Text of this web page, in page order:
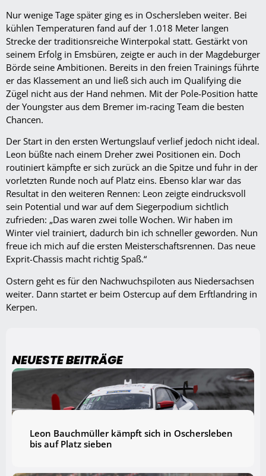
NEUESTE BEITRÄGE
Leon Bauchmüller kämpft sich in Oschersleben
bis auf Platz sieben
Nur wenige Tage später ging es in Oschersleben weiter. Bei
kühlen Temperaturen fand auf der 1.018 Meter langen
Strecke der traditionsreiche Winterpokal statt. Gestärkt von
seinem Erfolg in Emsbüren, zeigte er auch in der Magdeburger
Börde seine Ambitionen. Bereits in den freien Trainings führte
er das Klassement an und ließ sich auch im Qualifying die
Zügel nicht aus der Hand nehmen. Mit der Pole-Position hatte
der Youngster aus dem Bremer im-racing Team die besten
Chancen.
Der Start in den ersten Wertungslauf verlief jedoch nicht ideal.
Leon büßte nach einem Dreher zwei Positionen ein. Doch
routiniert kämpfte er sich zurück an die Spitze und fuhr in der
vorletzten Runde noch auf Platz eins. Ebenso klar war das
Resultat in den weiteren Rennen: Leon zeigte eindrucksvoll
sein Potential und war auf dem Siegerpodium sichtlich
zufrieden: „Das waren zwei tolle Wochen. Wir haben im
Winter viel trainiert, dadurch bin ich schneller geworden. Nun
freue ich mich auf die ersten Meisterschaftsrennen. Das neue
Exprit-Chassis macht richtig Spaß.“
Ostern geht es für den Nachwuchspiloten aus Niedersachsen
weiter. Dann startet er beim Ostercup auf dem Erftlandring in
Kerpen.